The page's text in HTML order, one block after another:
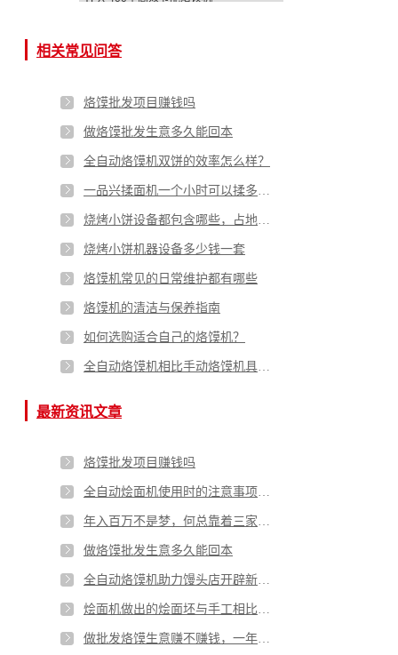
相关常见问答
烙馍批发项目赚钱吗
做烙馍批发生意多久能回本
全自动烙馍机双饼的效率怎么样？
烧烤小饼机器设备多少钱一套
烙馍机常见的日常维护都有哪些
烙馍机的清洁与保养指南
如何选购适合自己的烙馍机？
最新资讯文章
烙馍批发项目赚钱吗
全自动烩面机使用时的注意事项有哪些
年入百万不是梦，何总靠着三家烙馍批发门店实现致富梦
做烙馍批发生意多久能回本
全自动烙馍机助力馒头店开辟新思路
烩面机做出的烩面坯与手工相比有哪些优劣势
做批发烙馍生意赚不赚钱，一年能赚多少钱